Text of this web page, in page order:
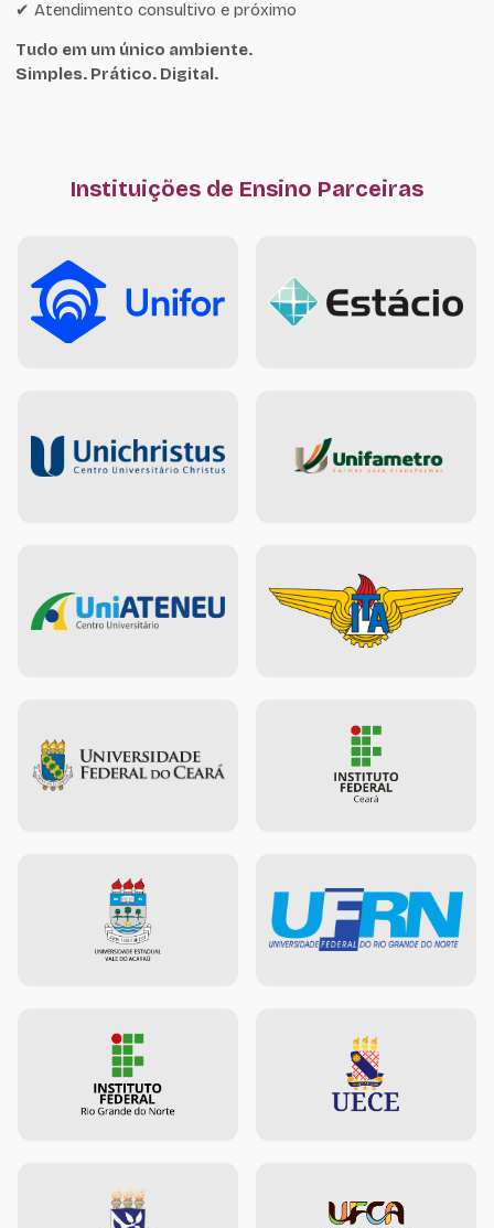
✔ Atendimento consultivo e próximo
Tudo em um único ambiente.
Simples. Prático. Digital.
Instituições de Ensino Parceiras